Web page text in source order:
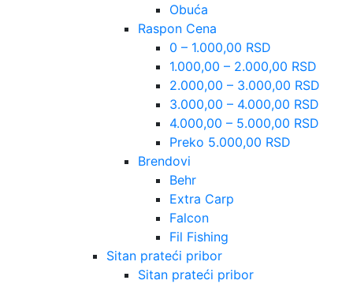
Obuća
Raspon Cena
0 – 1.000,00 RSD
1.000,00 – 2.000,00 RSD
2.000,00 – 3.000,00 RSD
3.000,00 – 4.000,00 RSD
4.000,00 – 5.000,00 RSD
Preko 5.000,00 RSD
Brendovi
Behr
Extra Carp
Falcon
Fil Fishing
Sitan prateći pribor
Sitan prateći pribor